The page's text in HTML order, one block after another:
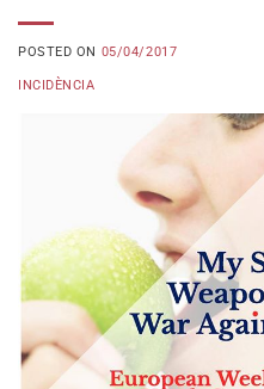
POSTED ON 05/04/2017
INCIDÈNCIA